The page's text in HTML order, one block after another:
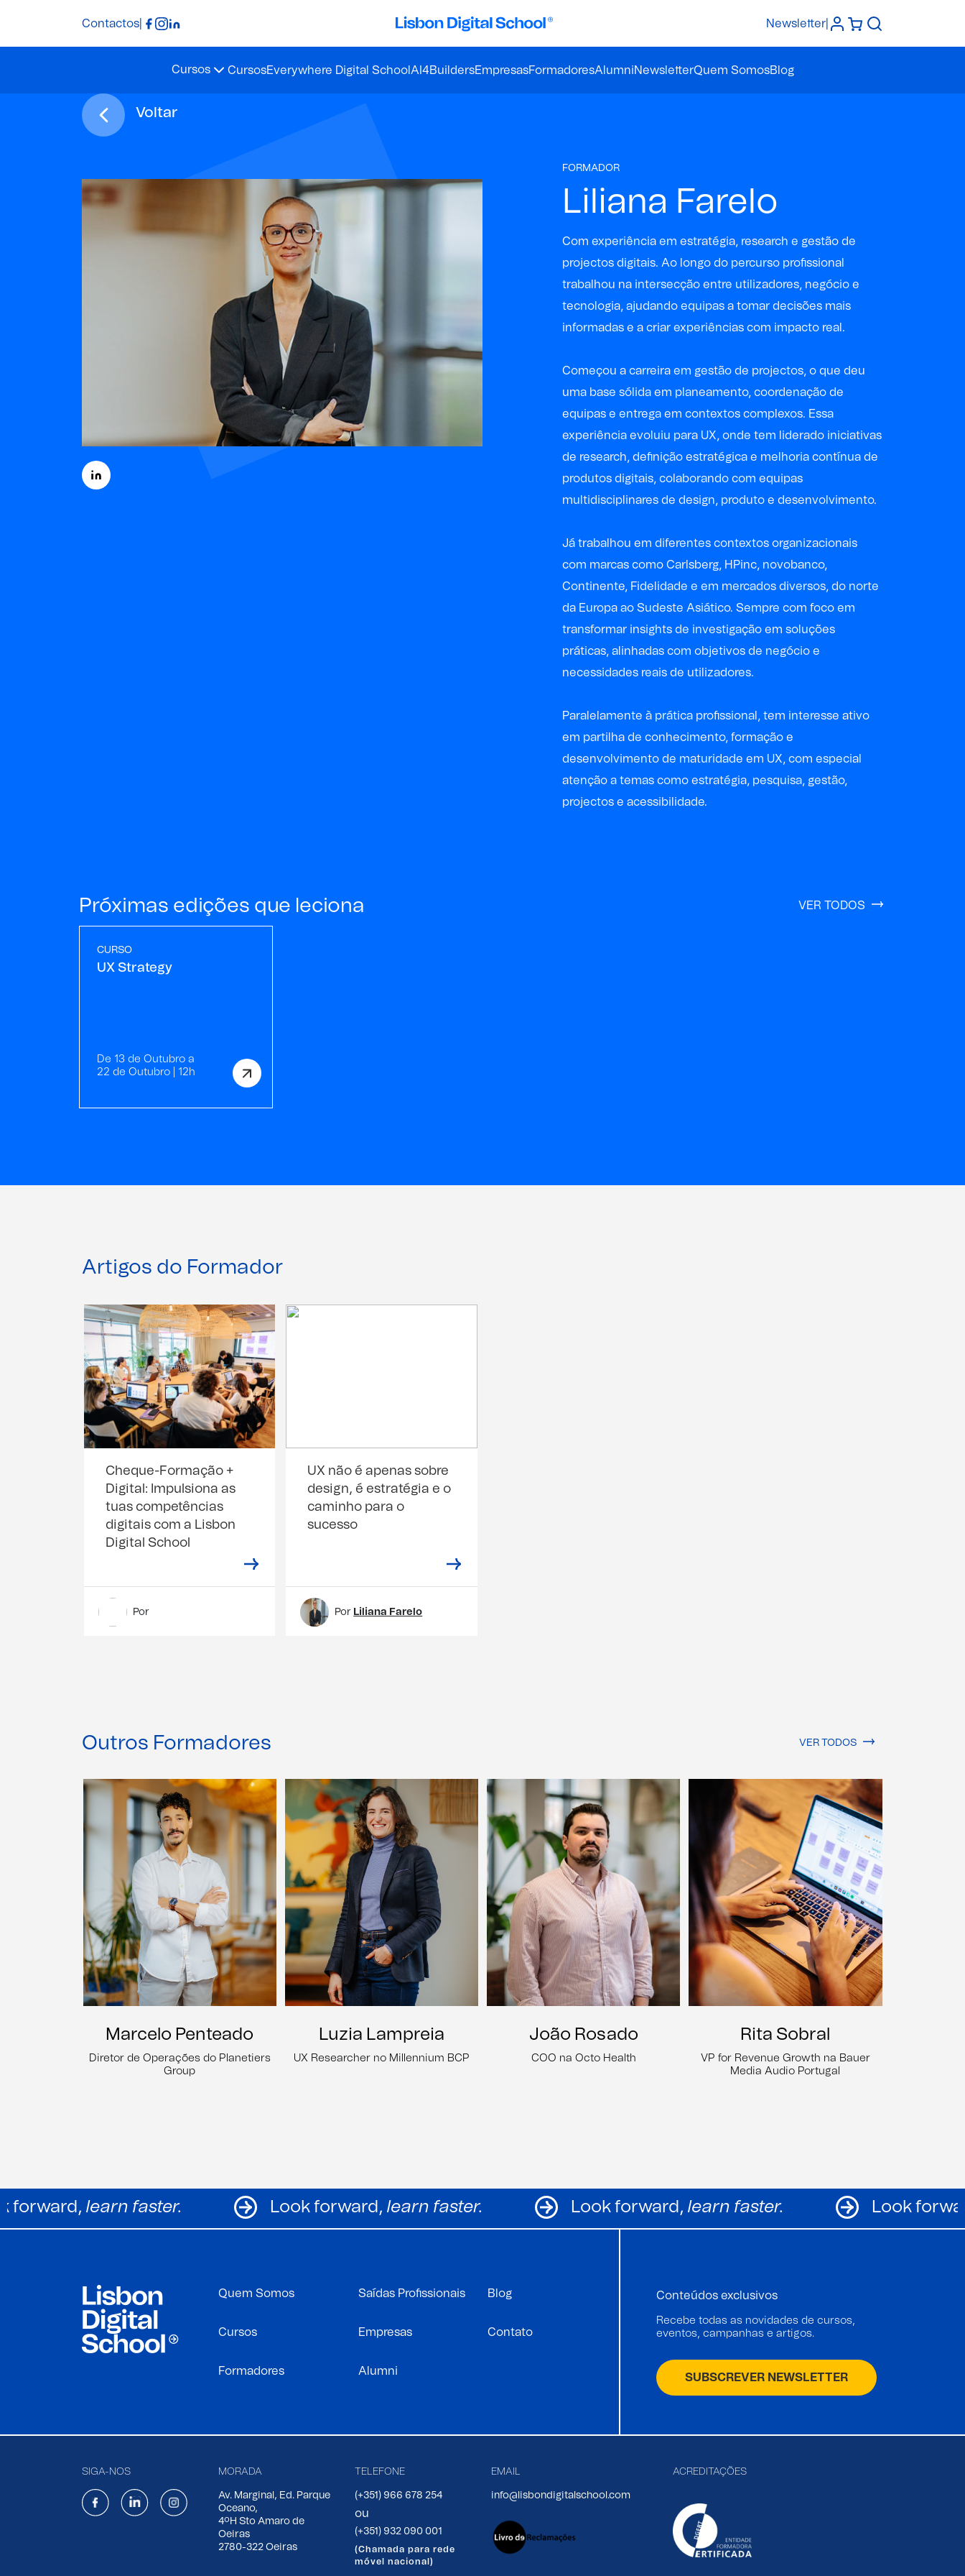
Contactos Newsletter
Cursos CursosEverywhere Digital School AI4BuildersEmpresasFormadoresAlumniNewsletterQuem SomosBlog
Voltar
FORMADOR
Liliana Farelo
Com experiência em estratégia, research e gestão de
projectos digitais. Ao longo do percurso profissional
trabalhou na intersecção entre utilizadores, negócio e
tecnologia, ajudando equipas a tomar decisões mais
informadas e a criar experiências com impacto real.
Começou a carreira em gestão de projectos, o que deu
uma base sólida em planeamento, coordenação de
equipas e entrega em contextos complexos. Essa
experiência evoluiu para UX, onde tem liderado iniciativas
de research, definição estratégica e melhoria contínua de
produtos digitais, colaborando com equipas
multidisciplinares de design, produto e desenvolvimento.
Já trabalhou em diferentes contextos organizacionais
com marcas como Carlsberg, HPinc, novobanco,
Continente, Fidelidade e em mercados diversos, do norte
da Europa ao Sudeste Asiático. Sempre com foco em
transformar insights de investigação em soluções
práticas, alinhadas com objetivos de negócio e
necessidades reais de utilizadores.
Paralelamente à prática profissional, tem interesse ativo
em partilha de conhecimento, formação e
desenvolvimento de maturidade em UX, com especial
atenção a temas como estratégia, pesquisa, gestão,
projectos e acessibilidade.
Próximas edições que leciona VER TODOS
CURSO
UX Strategy
De 13 de Outubro a
22 de Outubro | 12h
Artigos do Formador
Cheque-Formação +
Digital: Impulsiona as
tuas competências
digitais com a Lisbon
Digital School
Por
UX não é apenas sobre
design, é estratégia e o
caminho para o
sucesso
Por Liliana Farelo
Outros Formadores VER TODOS
Marcelo Penteado
Diretor de Operações do Planetiers
Group
Luzia Lampreia
UX Researcher no Millennium BCP
João Rosado
COO na Octo Health
Rita Sobral
VP for Revenue Growth na Bauer
Media Audio Portugal
Look forward,learn faster. Look forward,learn faster. Look forward,learn faster.
Quem Somos Saídas Profissionais Blog
Cursos Empresas Contato
Formadores Alumni
Conteúdos exclusivos
Recebe todas as novidades de cursos,
eventos, campanhas e artigos.
SUBSCREVER NEWSLETTER
SIGA-NOS MORADA
Av. Marginal, Ed. Parque
Oceano,
4ºH Sto Amaro de
Oeiras
2780-322 Oeiras
TELEFONE
(+351) 966 678 254
ou
(+351) 932 090 001
(Chamada para rede
móvel nacional)
EMAIL
info@lisbondigitalschool.com
ACREDITAÇÕES